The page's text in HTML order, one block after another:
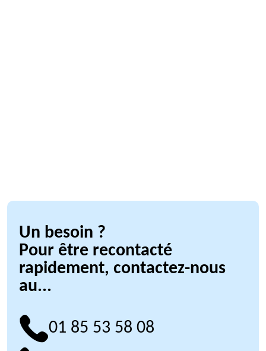
Un besoin ?
Pour être recontacté
rapidement, contactez-nous
au...
01 85 53 58 08